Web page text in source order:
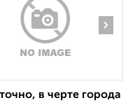
›
в черте города